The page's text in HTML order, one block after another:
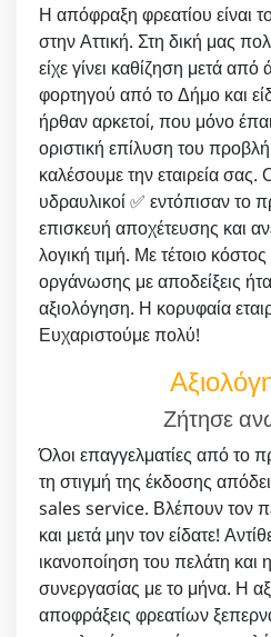
Η απόφραξη φρεατίου είναι
στην Αττική. Στη δική μας
είχε γίνει καθίζηση μετά
φορτηγού από το Δήμο και
ήρθαν αρκετοί, που μόνο
οριστική επίλυση του
καλέσουμε την εταιρεία σας.
υδραυλικοί ✅ εντόπισαν το
επισκευή αποχέτευσης και
λογική τιμή. Με τέτοιο
οργάνωσης με αποδείξεις
αξιολόγηση. Η κορυφαία
Ευχαριστούμε πολύ!
Ζήτησε
Όλοι επαγγελματίες από το
τη στιγμή της έκδοσης
sales service. Βλέπουν τον
και μετά μην τον είδατε!
ικανοποίηση του πελάτη
συνεργασίας με το μήνα. Η
αποφράξεις φρεατίων